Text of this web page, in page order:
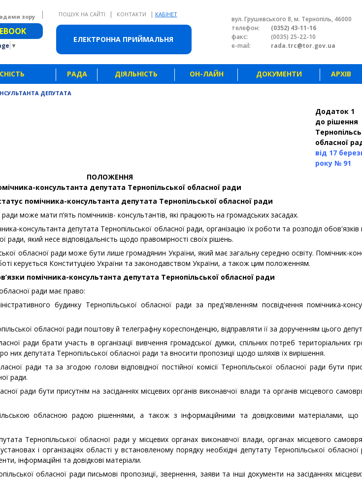
ЕЛЕКТРОННА ПРИЙМАЛЬНЯ
зору Звичайна версія сайту
▼
ПОШУК НА САЙТІ | КОНТАКТИ | КАБІНЕТ
вул. Грушевського 8, м. Тернопіль, 46000
телефон:
(0352) 43-11-16
факс:
(0035) 25-22-10
e-mail:
rada.trc@tor.gov.ua
РАДА ДІЯЛЬНІСТЬ ОН-ЛАЙН ДОКУМЕНТИ АРХІВ
ДЕПУТАТА
Додаток 1
до рішення
обласної
від 17
року № 91
ПОЛОЖЕННЯ
консультанта депутата Тернопільської обласної ради
помічника-консультанта депутата Тернопільської обласної ради
може мати п’ять помічників- консультантів, які працюють на громадських засадах.
консультанта депутата Тернопільської обласної ради, організацію їх роботи та розподіл
ради, який несе відповідальність щодо правомірності своїх рішень.
обласної ради може бути лише громадянин України, який має загальну середню освіту. Помічник-
керується Конституцією України та законодавством України, а також цим положенням.
помічника-консультанта депутата Тернопільської обласної ради
ради має право:
будинку Тернопільської обласної ради за пред'явленням посвідчення помічника-
обласної ради поштову й телеграфну кореспонденцію, відправляти її за дорученням цього
ради брати участь в організації вивчення громадської думки, спільних потреб територіальних
них депутата Тернопільської обласної ради та вносити пропозиції щодо шляхів їх вирішення.
ради та за згодою голови відповідної постійної комісії Тернопільської обласної ради бути
ради.
ради бути присутнім на засіданнях місцевих органів виконавчої влади та органів місцевого
обласною радою рішеннями, а також з інформаційними та довідковими матеріалами, що
Тернопільської обласної ради у місцевих органах виконавчої влади, органах місцевого
і організаціях області у встановленому порядку необхідні депутату Тернопільської
інформаційні та довідкові матеріали.
обласної ради письмові пропозиції, звернення, заяви та інші документи на засіданнях